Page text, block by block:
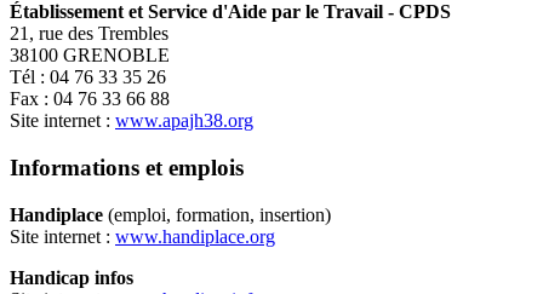
Établissement et Service d'Aide par le Travail - CPDS
21, rue des Trembles
38100 GRENOBLE
Tél : 04 76 33 35 26
Fax : 04 76 33 66 88
Site internet : www.apajh38.org
Informations et emplois
Handiplace (emploi, formation, insertion)
Site internet : www.handiplace.org
Handicap infos